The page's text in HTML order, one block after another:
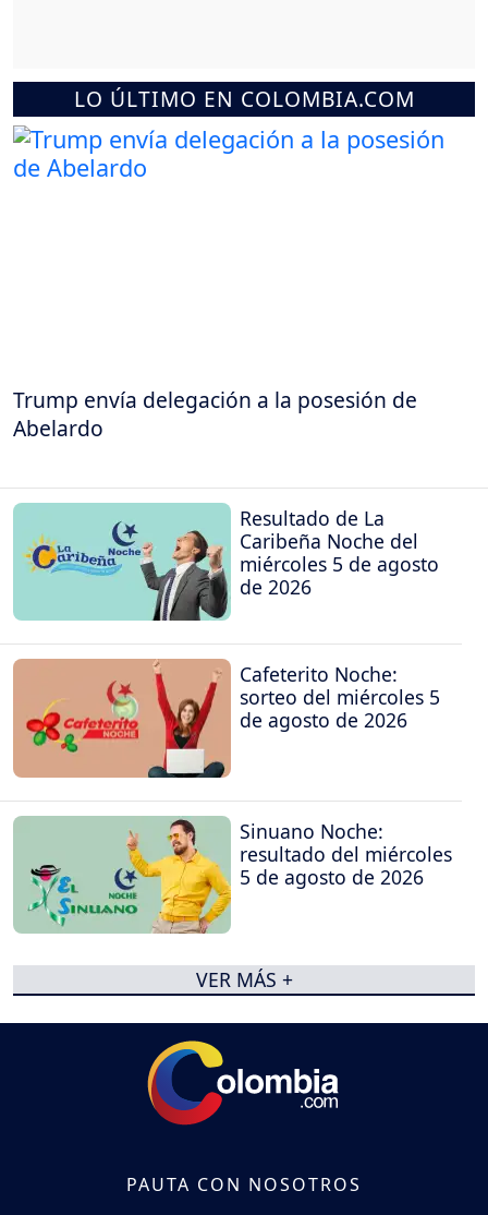
LO ÚLTIMO EN COLOMBIA.COM
Trump envía delegación a la posesión de
Abelardo
Resultado de La
Caribeña Noche del
miércoles 5 de agosto
de 2026
Cafeterito Noche:
sorteo del miércoles 5
de agosto de 2026
Sinuano Noche:
resultado del miércoles
5 de agosto de 2026
VER MÁS +
PAUTA CON NOSOTROS